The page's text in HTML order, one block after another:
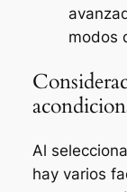
modos
Al
hay varios